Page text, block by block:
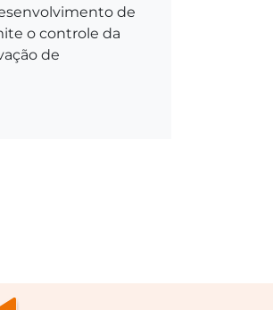
de
o controle da
de